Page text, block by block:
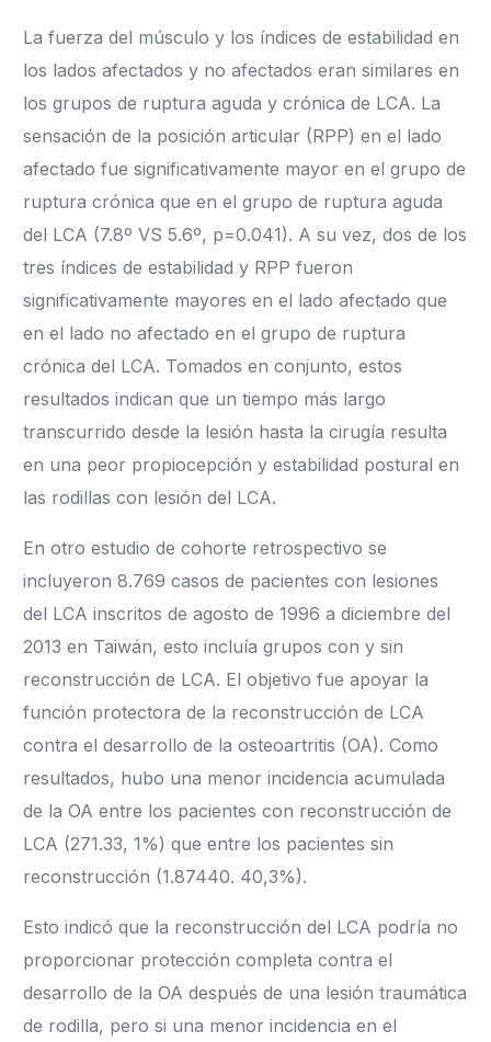
La fuerza del músculo y los índices de estabilidad en
los lados afectados y no afectados eran similares en
los grupos de ruptura aguda y crónica de LCA. La
sensación de la posición articular (RPP) en el lado
afectado fue significativamente mayor en el grupo de
ruptura crónica que en el grupo de ruptura aguda
del LCA (7.8º VS 5.6º, p=0.041). A su vez, dos de los
tres índices de estabilidad y RPP fueron
significativamente mayores en el lado afectado que
en el lado no afectado en el grupo de ruptura
crónica del LCA. Tomados en conjunto, estos
resultados indican que un tiempo más largo
transcurrido desde la lesión hasta la cirugía resulta
en una peor propiocepción y estabilidad postural en
las rodillas con lesión del LCA.
En otro estudio de cohorte retrospectivo se
incluyeron 8.769 casos de pacientes con lesiones
del LCA inscritos de agosto de 1996 a diciembre del
2013 en Taiwán, esto incluía grupos con y sin
reconstrucción de LCA. El objetivo fue apoyar la
función protectora de la reconstrucción de LCA
contra el desarrollo de la osteoartritis (OA). Como
resultados, hubo una menor incidencia acumulada
de la OA entre los pacientes con reconstrucción de
LCA (271.33, 1%) que entre los pacientes sin
reconstrucción (1.87440. 40,3%).
Esto indicó que la reconstrucción del LCA podría no
proporcionar protección completa contra el
desarrollo de la OA después de una lesión traumática
de rodilla, pero si una menor incidencia en el